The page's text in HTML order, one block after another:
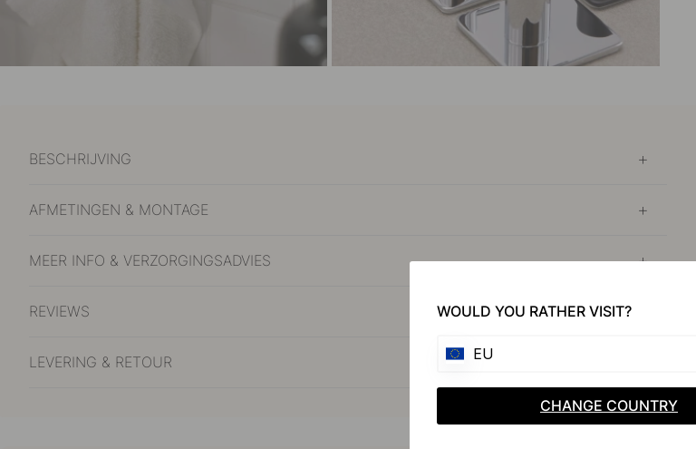
BESCHRIJVING
AFMETINGEN & MONTAGE
MEER INFO & VERZORGINGSADVIES
REVIEWS
LEVERING & RETOUR
WOULD YOU RATHER VISIT?
EU
CHANGE COUNTRY